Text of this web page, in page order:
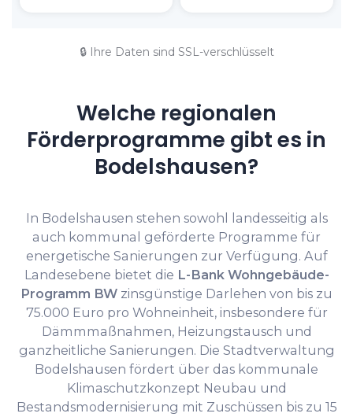
🔒 Ihre Daten sind SSL-verschlüsselt
Welche regionalen
Förderprogramme gibt es in
Bodelshausen?
In Bodelshausen stehen sowohl landesseitig als
auch kommunal geförderte Programme für
energetische Sanierungen zur Verfügung. Auf
Landesebene bietet die L-Bank Wohngebäude-
Programm BW zinsgünstige Darlehen von bis zu
75.000 Euro pro Wohneinheit, insbesondere für
Dämmmaßnahmen, Heizungstausch und
ganzheitliche Sanierungen. Die Stadtverwaltung
Bodelshausen fördert über das kommunale
Klimaschutzkonzept Neubau und
Bestandsmodernisierung mit Zuschüssen bis zu 15